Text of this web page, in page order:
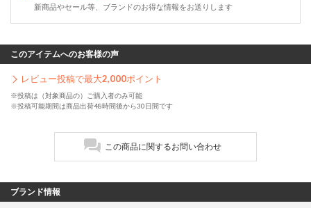
新商品やセール等、ブランドのお得な情報をお送りします
このアイテムへのお客様の声
レビュー投稿で最大2,000ポイント
※投稿は（対象商品の）ご購入者のみ可能
※投稿可能期間は商品出荷48時間後から30日間です
この商品に関するお問い合わせ
ブランド情報